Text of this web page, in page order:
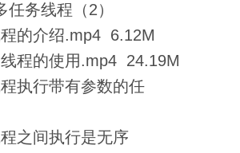
务线程（2）
的介绍.mp4 6.12M
程的使用.mp4 24.19M
执行带有参数的任
之间执行是无序